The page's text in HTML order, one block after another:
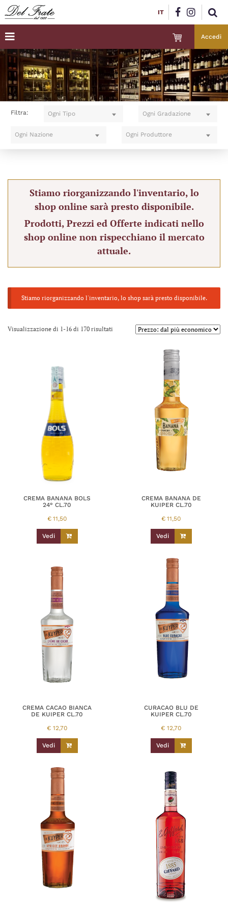
IT
Accedi
Filtra: Ogni Tipo Ogni Gradazione
Ogni Nazione Ogni Produttore
Stiamo riorganizzando l'inventario, lo
shop online sarà presto disponibile.
Prodotti, Prezzi ed Offerte indicati nello
shop online non rispecchiano il mercato
attuale.
Stiamo riorganizzando l'inventario, lo shop sarà presto disponibile.
Visualizzazione di 1-16 di 170 risultati
CREMA BANANA BOLS
24° CL.70
€ 11,50
Vedi
CREMA BANANA DE
KUIPER CL.70
€ 11,50
Vedi
CREMA CACAO BIANCA
DE KUIPER CL.70
€ 12,70
Vedi
CURACAO BLU DE
KUIPER CL.70
€ 12,70
Vedi